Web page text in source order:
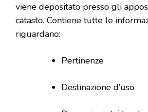
viene depositato presso gli
catasto. Contiene tutte le
riguardano:
Pertinenze
Destinazione d’uso